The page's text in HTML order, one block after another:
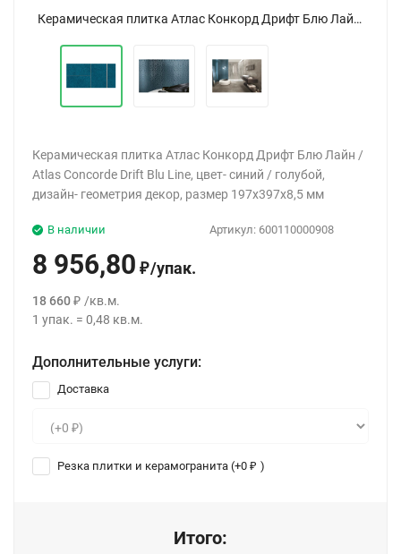
Керамическая плитка Атлас Конкорд Дрифт Блю Лайн / Atlas Concorde Drift Blu Line 19,7x39,7
Керамическая плитка Атлас Конкорд Дрифт Блю Лайн /
Atlas Concorde Drift Blu Line, цвет- синий / голубой,
дизайн- геометрия декор, размер 197x397x8,5 мм
Артикул: 600110000908
В наличии
8 956,80 ₽/упак.
18 660 ₽ /кв.м.
1 упак. = 0,48 кв.м.
Дополнительные услуги:
Доставка
Резка плитки и керамогранита (+0 ₽ )
Итого: